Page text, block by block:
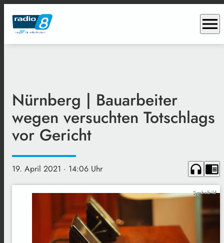
menu
Nürnberg | Bauarbeiter
wegen versuchten Totschlags
vor Gericht
19. April 2021 · 14:06 Uhr headphones chrome_reader_mode
Symbolbild